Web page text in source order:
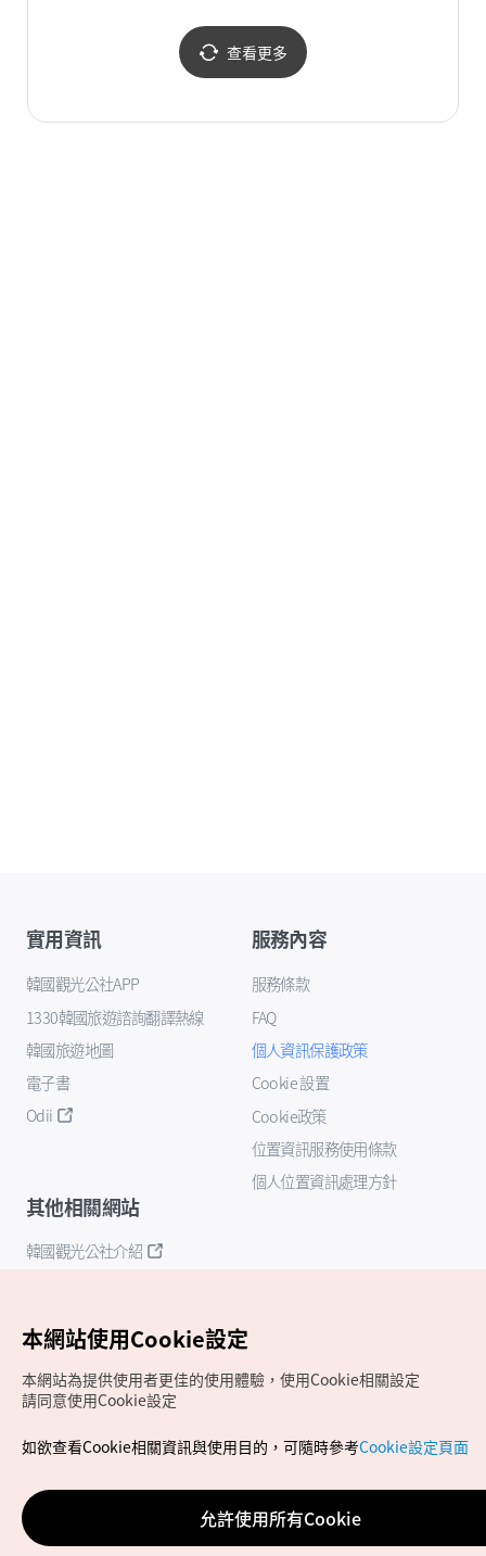
젝트 해운대점)
查看更多
實用資訊
韓國觀光公社APP
1330韓國旅遊諮詢翻譯熱線
韓國旅遊地圖
電子書
Odii
服務內容
服務條款
FAQ
個人資訊保護政策
Cookie 設置
Cookie政策
位置資訊服務使用條款
個人位置資訊處理方針
其他相關網站
韓國觀光公社介紹
Copyrights (c) 韓國觀光公社版權所有
如有相關疑問或建議，歡迎來信至官方信箱
chinese_big5@knto.or.kr
本網站使用Cookie設定
本網站為提供使用者更佳的使用體驗，使用Cookie相關設定
請同意使用Cookie設定
如欲查看Cookie相關資訊與使用目的，可隨時參考Cookie設定頁面
允許使用所有Cookie